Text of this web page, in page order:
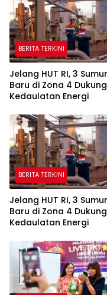
BERITA TERKINI
Jelang HUT RI, 3
Baru di Zona 4 Dukung
Kedaulatan Energi
BERITA TERKINI
Jelang HUT RI, 3
Baru di Zona 4 Dukung
Kedaulatan Energi